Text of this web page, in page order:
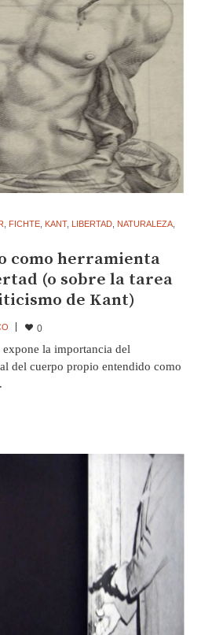
FICHTE, KANT, LIBERTAD, NATURALEZA,
como herramienta
(o sobre la tarea
de Kant)
0
expone la importancia del
del cuerpo propio entendido como